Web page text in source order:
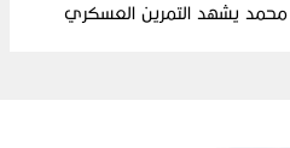
محمد يشهد التمرين العسكري